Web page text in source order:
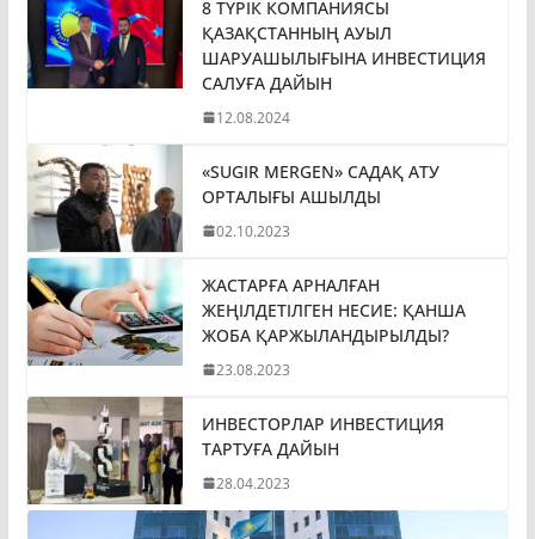
8 ТҮРІК КОМПАНИЯСЫ
ҚАЗАҚСТАННЫҢ АУЫЛ
ШАРУАШЫЛЫҒЫНА ИНВЕСТИЦИЯ
САЛУҒА ДАЙЫН
12.08.2024
«SUGIR MERGEN» САДАҚ АТУ
ОРТАЛЫҒЫ АШЫЛДЫ
02.10.2023
ЖАСТАРҒА АРНАЛҒАН
ЖЕҢІЛДЕТІЛГЕН НЕСИЕ: ҚАНША
ЖОБА ҚАРЖЫЛАНДЫРЫЛДЫ?
23.08.2023
ИНВЕСТОРЛАР ИНВЕСТИЦИЯ
ТАРТУҒА ДАЙЫН
28.04.2023